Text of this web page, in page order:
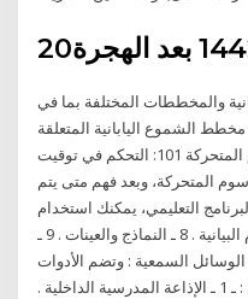
والمخططات المختلفة بما في
الشموع اليابانية المتعلقة
بتداول الفوركس والعملات 2-الرسوم المتحركة 101: التحكم في توقيت
المتحركة، وبعد فهم متى يتم
التعليمي، يمكنك استخدام
انتقالات ورسوم متحركة. 7 ـ الرسوم البيانية . 8 ـ النماذج والعينات . 9 ـ
السمعية : وتضم الأدوات
التي تعتمد علة حاسة السمع وتشمل : ـ 1 ـ الإذاعة المدرسية الداخلية .